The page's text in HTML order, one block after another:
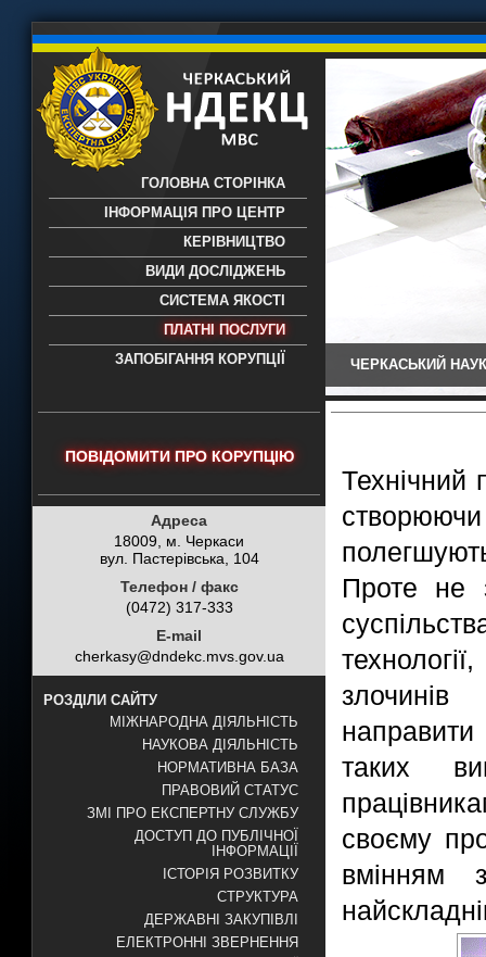
науково-дослідний експертно-
- проведення всих видів судових
експертиз
ГОЛОВНА СТОРІНКА
ІНФОРМАЦІЯ ПРО ЦЕНТР
КЕРІВНИЦТВО
ВИДИ ДОСЛІДЖЕНЬ
СИСТЕМА ЯКОСТІ
ПЛАТНІ ПОСЛУГИ
ЗАПОБІГАННЯ КОРУПЦІЇ
ЧЕРКАСЬКИЙ
ПОВІДОМИТИ ПРО КОРУПЦІЮ
Адреса
18009, м. Черкаси
вул. Пастерівська, 104
Телефон / факс
(0472) 317-333
E-mail
cherkasy@dndekc.mvs.gov.ua
РОЗДІЛИ САЙТУ
МІЖНАРОДНА ДІЯЛЬНІСТЬ
НАУКОВА ДІЯЛЬНІСТЬ
НОРМАТИВНА БАЗА
ПРАВОВИЙ СТАТУС
ЗМІ ПРО ЕКСПЕРТНУ СЛУЖБУ
ДОСТУП ДО ПУБЛІЧНОЇ
ІНФОРМАЦІЇ
ІСТОРІЯ РОЗВИТКУ
СТРУКТУРА
ДЕРЖАВНІ ЗАКУПІВЛІ
ЕЛЕКТРОННІ ЗВЕРНЕННЯ
Технічний
Проте не
направити
таких
своєму
вмінням